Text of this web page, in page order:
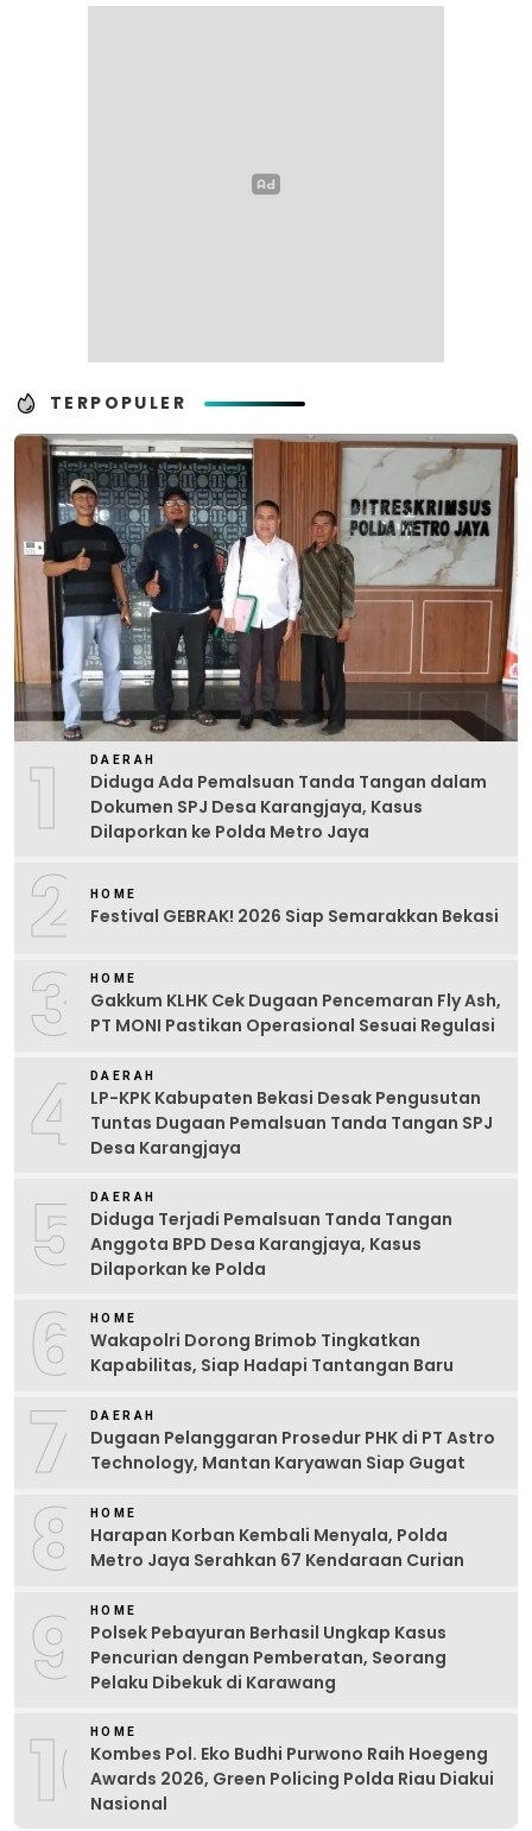
TERPOPULER
1 DAERAH
Diduga Ada Pemalsuan Tanda Tangan dalam
Dokumen SPJ Desa Karangjaya, Kasus
Dilaporkan ke Polda Metro Jaya
2 HOME
Festival GEBRAK! 2026 Siap Semarakkan Bekasi
3 HOME
Gakkum KLHK Cek Dugaan Pencemaran Fly Ash,
PT MONI Pastikan Operasional Sesuai Regulasi
4 DAERAH
LP-KPK Kabupaten Bekasi Desak Pengusutan
Tuntas Dugaan Pemalsuan Tanda Tangan SPJ
Desa Karangjaya
5 DAERAH
Diduga Terjadi Pemalsuan Tanda Tangan
Anggota BPD Desa Karangjaya, Kasus
Dilaporkan ke Polda
6 HOME
Wakapolri Dorong Brimob Tingkatkan
Kapabilitas, Siap Hadapi Tantangan Baru
7 DAERAH
Dugaan Pelanggaran Prosedur PHK di PT Astro
Technology, Mantan Karyawan Siap Gugat
8 HOME
Harapan Korban Kembali Menyala, Polda
Metro Jaya Serahkan 67 Kendaraan Curian
9 HOME
Polsek Pebayuran Berhasil Ungkap Kasus
Pencurian dengan Pemberatan, Seorang
Pelaku Dibekuk di Karawang
10HOME
Kombes Pol. Eko Budhi Purwono Raih Hoegeng
Awards 2026, Green Policing Polda Riau Diakui
Nasional